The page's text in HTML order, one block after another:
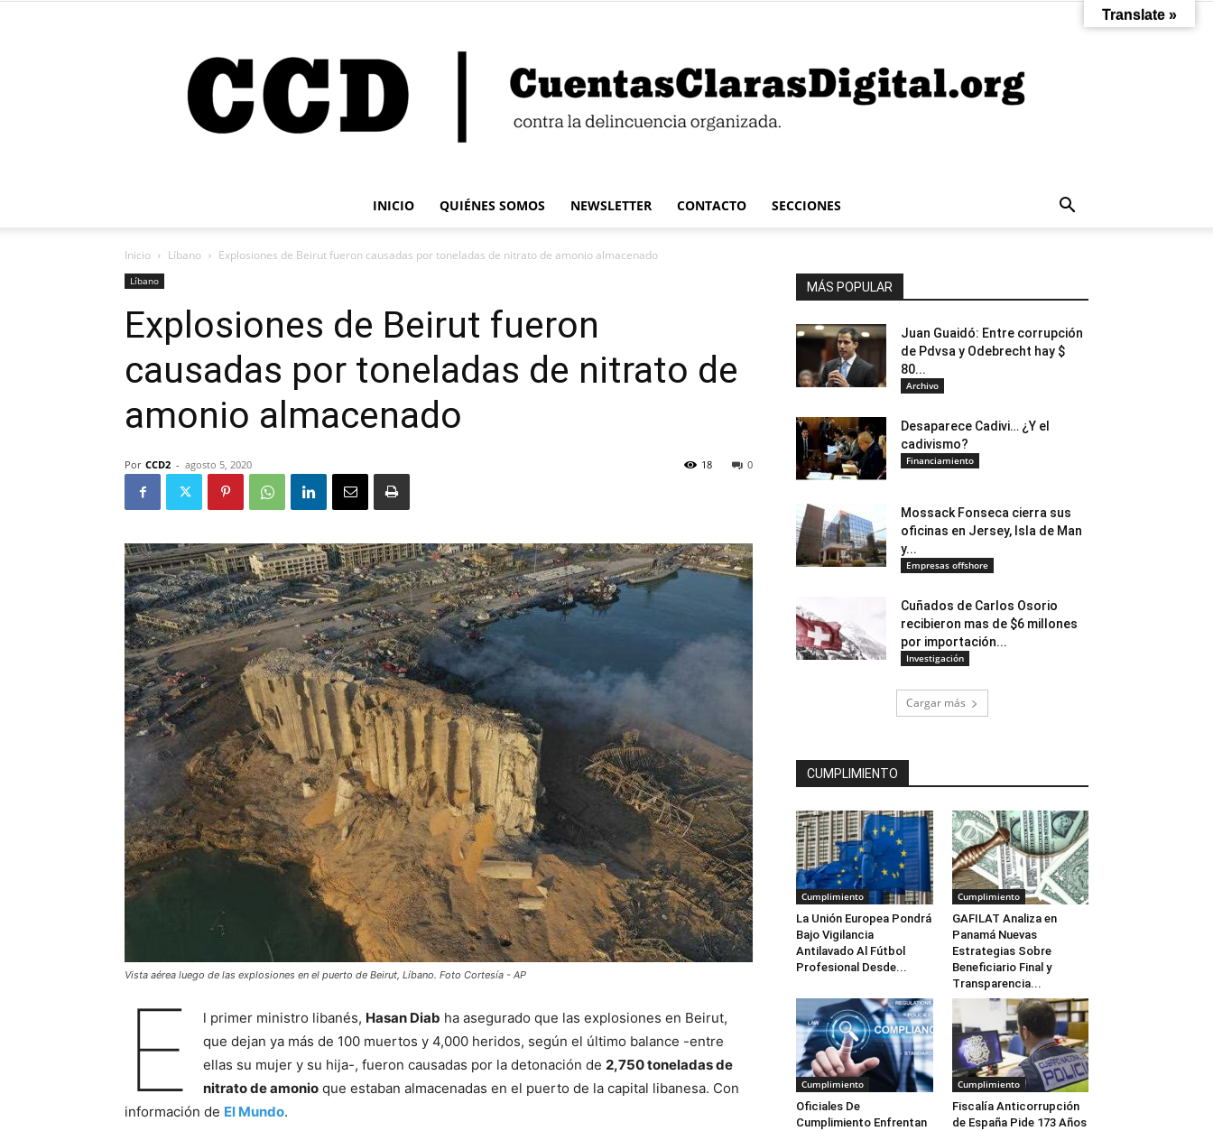
Claras
INICIO QUIÉNES SOMOS NEWSLETTER CONTACTO SECCIONES
Inicio Líbano Explosiones de Beirut fueron causadas por toneladas de nitrato de amonio almacenado
Líbano
Explosiones de Beirut fueron
causadas por toneladas de nitrato de
amonio almacenado
Por CCD2 - agosto 5, 2020 0
18
Vista aérea luego de las explosiones en el puerto de Beirut, Líbano. Foto Cortesía - AP
E l primer ministro libanés, Hasan Diab ha asegurado que las explosiones en Beirut,
que dejan ya más de 100 muertos y 4,000 heridos, según el último balance -entre
ellas su mujer y su hija-, fueron causadas por la detonación de 2,750 toneladas de
nitrato de amonioque estaban almacenadas en el puerto de la capital libanesa. Con
información de El Mundo.
MÁS POPULAR
Juan Guaidó: Entre corrupción
de Pdvsa y Odebrecht hay $
80...
Archivo
Desaparece Cadivi… ¿Y el
cadivismo?
Financiamiento
Mossack Fonseca cierra sus
oficinas en Jersey, Isla de Man
y...
Empresas offshore
Cuñados de Carlos Osorio
recibieron mas de $6 millones
por importación...
Investigación
Cargar más
CUMPLIMIENTO
Cumplimiento
La Unión Europea Pondrá
Bajo Vigilancia
Antilavado Al Fútbol
Profesional Desde...
Cumplimiento
GAFILAT Analiza en
Panamá Nuevas
Estrategias Sobre
Beneficiario Final y
Transparencia...
Cumplimiento
Oficiales De
Cumplimiento Enfrentan
Cumplimiento
Fiscalía Anticorrupción
de España Pide 173 Años
Translate »